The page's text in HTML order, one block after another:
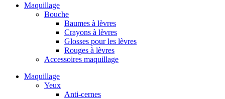
Maquillage
Bouche
Baumes à lèvres
Crayons à lèvres
Glosses pour les lèvres
Rouges à lèvres
Accessoires maquillage
Maquillage
Yeux
Anti-cernes